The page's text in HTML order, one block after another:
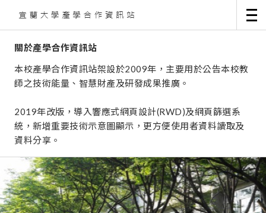
關於產學合作資訊站
本校產學合作資訊站架設於2009年，主要用於公告本校教
師之技術能量、智慧財產及研發成果推廣。
2019年改版，導入響應式網頁設計(RWD)及網頁篩選系
統，新增重要技術示意圖顯示，更方便使用者資料讀取及
資料分享。